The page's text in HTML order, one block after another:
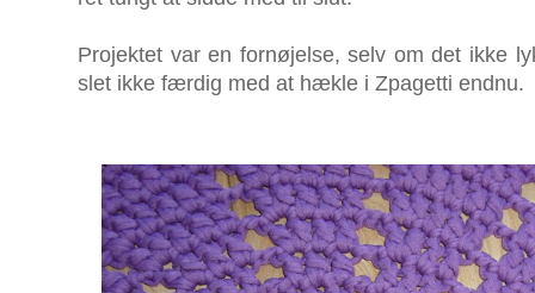
Projektet var en fornøjelse, selv om det ikke
slet ikke færdig med at hækle i Zpagetti endnu.